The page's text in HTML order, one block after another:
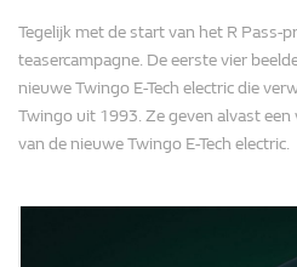
Tegelijk met de start van het R Pass-
teasercampagne. De eerste vier
nieuwe Twingo E-Tech electric die
Twingo uit 1993. Ze geven alvast
van de nieuwe Twingo E-Tech electric.